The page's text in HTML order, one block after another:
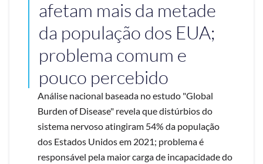
afetam mais da metade
da população dos EUA;
problema comum e
pouco percebido
Análise nacional baseada no estudo "Global
Burden of Disease" revela que distúrbios do
sistema nervoso atingiram 54% da população
dos Estados Unidos em 2021; problema é
responsável pela maior carga de incapacidade do